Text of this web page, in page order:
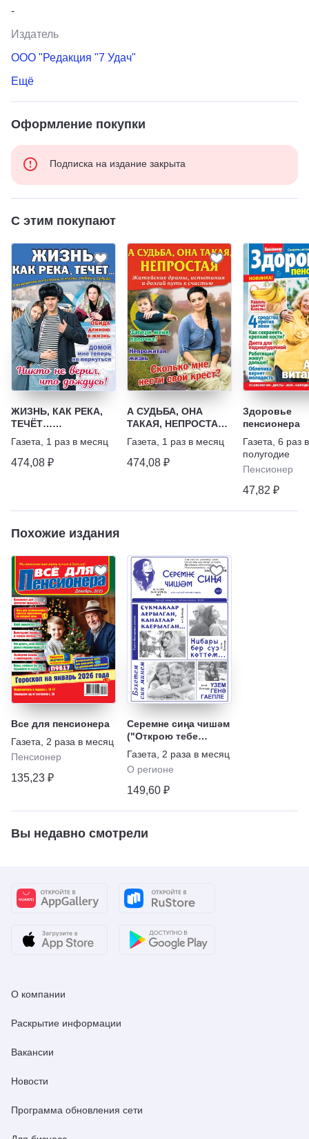
-
Издатель
ООО "Редакция "7 Удач"
Ещё
Оформление покупки
Подписка на издание закрыта
С этим покупают
ЖИЗНЬ, КАК РЕКА,
ТЕЧЁТ…
Откровенные
истории о жизни,
любви и судьбе
Газета 1 раз в месяц
474,08 ₽
А СУДЬБА, ОНА
ТАКАЯ, НЕПРОСТАЯ.
Житейские драмы,
испытания и долгий
путь к счастью
Газета 1 раз в месяц
474,08 ₽
Здоровье
пенсионера
Газета 6 раз в
полугодие
Пенсионер
47,82 ₽
Похожие издания
Все для пенсионера
Газета
2 раза в месяц
Пенсионер
135,23 ₽
Серемне сиңа чишәм
("Открою тебе
тайну")
Газета
2 раза в месяц
О регионе
149,60 ₽
Вы недавно смотрели
О компании
Раскрытие информации
Вакансии
Новости
Программа обновления сети